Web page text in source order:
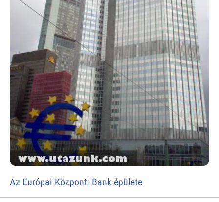
Az Európai Központi Bank épülete